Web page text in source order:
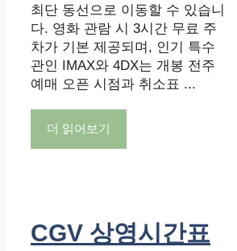
최단 동선으로 이동할 수 있습니
다. 영화 관람 시 3시간 무료 주
차가 기본 제공되며, 인기 특수
관인 IMAX와 4DX는 개봉 전주
예매 오픈 시점과 취소표 ...
더 읽어보기
CGV 상영시간표